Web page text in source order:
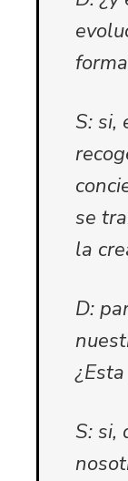
S: si,
se
la
D:
S: si,